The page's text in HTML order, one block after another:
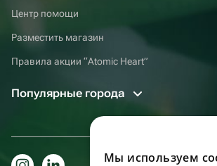
Центр помощи
Разместить магазин
Правила акции “Atomic Heart”
Популярные города
Мы используем